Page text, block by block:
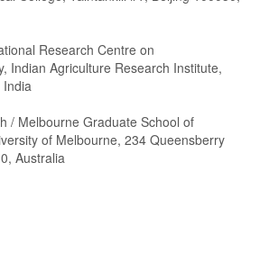
Research Centre on
Indian Agriculture Research Institute,
India
/ Melbourne Graduate School of
of Melbourne, 234 Queensberry
Australia